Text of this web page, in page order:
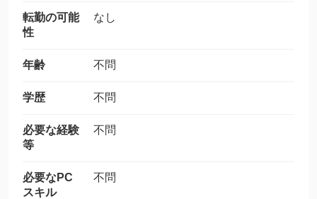
転勤の可能
性
なし
年齢 不問
学歴 不問
必要な経験
等
不問
必要なPC
スキル
不問